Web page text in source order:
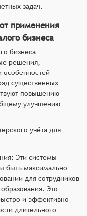
задач.
применения
бизнеса
бизнеса
решения,
особенностей
существенных
повышению
улучшению
учёта для
Эти системы
быть максимально
для сотрудников
Это
и эффективно
длительного